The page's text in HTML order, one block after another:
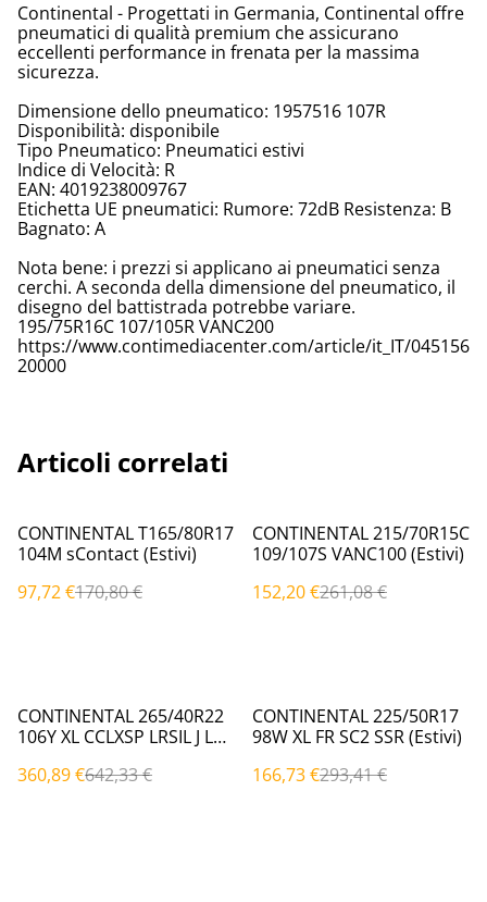
Continental - Progettati in Germania, Continental offre
pneumatici di qualità premium che assicurano
eccellenti performance in frenata per la massima
sicurezza.
Dimensione dello pneumatico: 1957516 107R
Disponibilità: disponibile
Tipo Pneumatico: Pneumatici estivi
Indice di Velocità: R
EAN: 4019238009767
Etichetta UE pneumatici: Rumore: 72dB Resistenza: B
Bagnato: A
Nota bene: i prezzi si applicano ai pneumatici senza
cerchi. A seconda della dimensione del pneumatico, il
disegno del battistrada potrebbe variare.
195/75R16C 107/105R VANC200
https://www.contimediacenter.com/article/it_IT/045156
20000
Articoli correlati
%
CONTINENTAL T165/80R17
104M sContact (Estivi)
97,72 €170,80 €
%
CONTINENTAL 215/70R15C
109/107S VANC100 (Estivi)
152,20 €261,08 €
%
CONTINENTAL 265/40R22
106Y XL CCLXSP LRSIL J LR
360,89 €642,33 €
%
CONTINENTAL 225/50R17
98W XL FR SC2 SSR (Estivi)
166,73 €293,41 €